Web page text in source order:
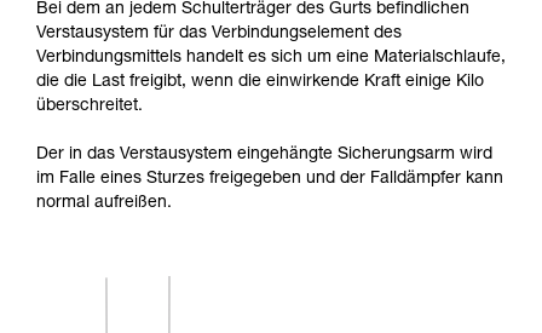
Bei dem an jedem Schulterträger des Gurts befindlichen
Verstausystem für das Verbindungselement des
Verbindungsmittels handelt es sich um eine Materialschlaufe,
die die Last freigibt, wenn die einwirkende Kraft einige Kilo
überschreitet.
Der in das Verstausystem eingehängte Sicherungsarm wird
im Falle eines Sturzes freigegeben und der Falldämpfer kann
normal aufreißen.